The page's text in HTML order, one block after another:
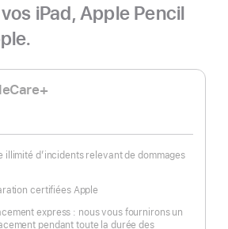
iPad, Apple Pencil
illimité d’incidents relevant de dommages
certifiées Apple
express : nous vous fournirons un
pendant toute la durée des